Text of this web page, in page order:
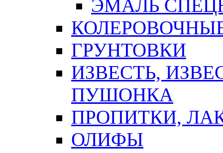
ЭМАЛЬ
ГРУНТОВКИ
ИЗВЕСТЬ,
ПУШОНКА
ПРОПИТКИ,
ОЛИФЫ